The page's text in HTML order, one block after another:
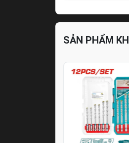
SẢN PHẨM